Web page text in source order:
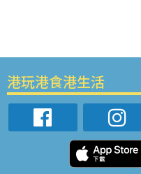
港玩港食港生活